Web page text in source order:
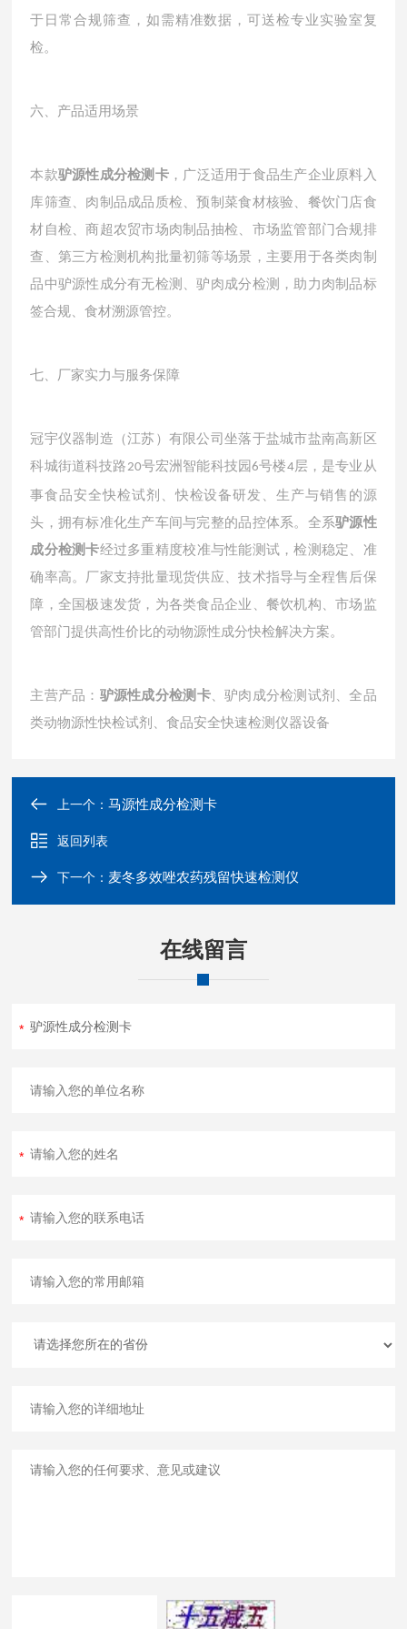
于日常合规筛查，如需精准数据，可送检专业实验室复
检。
六、产品适用场景
本款驴源性成分检测卡 ，广泛适用于食品生产企业原料入
库筛查、肉制品成品质检、预制菜食材核验、餐饮门店食
材自检、商超农贸市场肉制品抽检、市场监管部门合规排
查、第三方检测机构批量初筛等场景，主要用于各类肉制
品中驴源性成分有无检测、驴肉成分检测，助力肉制品标
签合规、食材溯源管控。
七、厂家实力与服务保障
冠宇仪器制造（江苏）有限公司坐落于盐城市盐南高新区
科城街道科技路20号宏洲智能科技园6号楼4层，是专业从
事食品安全快检试剂、快检设备研发、生产与销售的源
头，拥有标准化生产车间与完整的品控体系。全系驴源性
成分检测卡经过多重精度校准与性能测试，检测稳定、准
确率高。厂家支持批量现货供应、技术指导与全程售后保
障，全国极速发货，为各类食品企业、餐饮机构、市场监
管部门提供高性价比的动物源性成分快检解决方案。
主营产品： 驴源性成分检测卡、驴肉成分检测试剂、全品
类动物源性快检试剂、食品安全快速检测仪器设备
上一个：马源性成分检测卡
返回列表
下一个： 麦冬多效唑农药残留快速检测仪
在线留言